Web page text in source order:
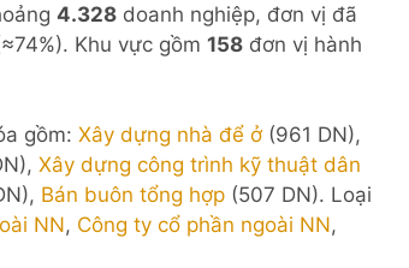
hoạt động tại địa chỉ đã
ký
4.328 doanh nghiệp, đơn vị đã
Khu vực gồm 158 đơn vị hành
gồm: Xây dựng nhà để ở (961 DN),
Xây dựng công trình kỹ thuật dân
Bán buôn tổng hợp (507 DN). Loại
NN, Công ty cổ phần ngoài NN,